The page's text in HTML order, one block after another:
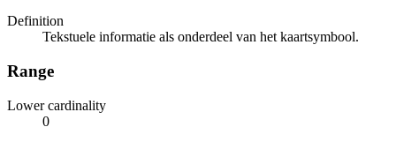
Definition
Tekstuele informatie als onderdeel van het kaartsymbool.
Range
Lower cardinality
0